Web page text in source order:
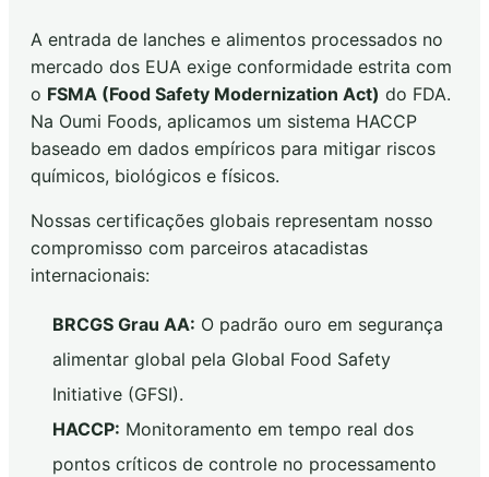
A entrada de lanches e alimentos processados no
mercado dos EUA exige conformidade estrita com
o FSMA (Food Safety Modernization Act) do FDA.
Na Oumi Foods, aplicamos um sistema HACCP
baseado em dados empíricos para mitigar riscos
químicos, biológicos e físicos.
Nossas certificações globais representam nosso
compromisso com parceiros atacadistas
internacionais:
BRCGS Grau AA: O padrão ouro em segurança
alimentar global pela Global Food Safety
Initiative (GFSI).
HACCP: Monitoramento em tempo real dos
pontos críticos de controle no processamento